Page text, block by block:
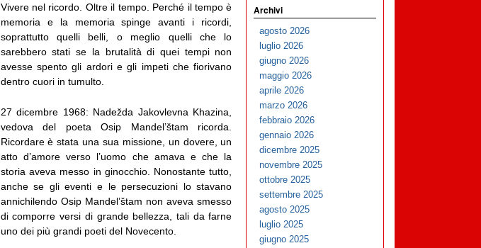
Vivere nel ricordo. Oltre il tempo. Perché il tempo è
memoria e la memoria spinge avanti i ricordi,
soprattutto quelli belli, o meglio quelli che lo
sarebbero stati se la brutalità di quei tempi non
avesse spento gli ardori e gli impeti che fiorivano
dentro cuori in tumulto.
27 dicembre 1968: Nadežda Jakovlevna Khazina,
vedova del poeta Osip Mandel’štam ricorda.
Ricordare è stata una sua missione, un dovere, un
atto d’amore verso l’uomo che amava e che la
storia aveva messo in ginocchio. Nonostante tutto,
anche se gli eventi e le persecuzioni lo stavano
annichilendo Osip Mandel’štam non aveva smesso
di comporre versi di grande bellezza, tali da farne
uno dei più grandi poeti del Novecento.
Archivi
agosto 2026
luglio 2026
giugno 2026
maggio 2026
aprile 2026
marzo 2026
febbraio 2026
gennaio 2026
dicembre 2025
novembre 2025
ottobre 2025
settembre 2025
agosto 2025
luglio 2025
giugno 2025